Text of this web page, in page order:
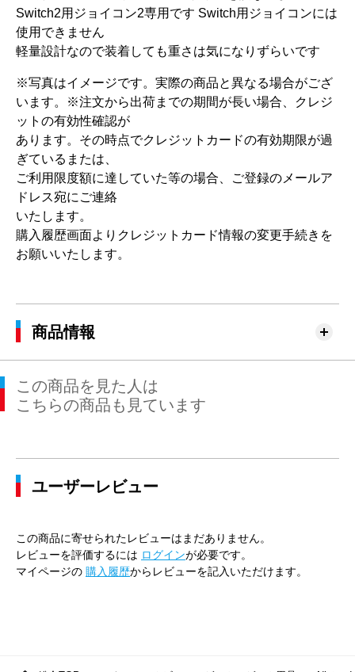
Switch2用ジョイコン2専用です Switch用ジョイコンには
使用できません
軽量設計なので装着しても重さは気になりずらいです
※写真はイメージです。実際の商品と異なる場合がござ
います。 ※注文から出荷までの期間が長い場合、クレジ
ットの有効性確認が
あります。その時点でクレジットカードの有効期限が過
ぎているまたは、
ご利用限度額に達していた等の場合、ご登録のメールア
ドレス宛にご連絡
いたします。
購入履歴画面よりクレジットカード情報の変更手続きを
お願いいたします。
商品情報
この商品を見た人は
こちらの商品も見ています
ユーザーレビュー
この商品に寄せられたレビューはまだありません。
レビューを評価するには ログインが必要です。
マイページの 購入履歴からレビューを記入いただけます。